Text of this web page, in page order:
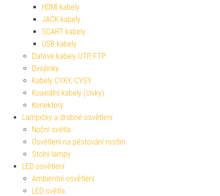
HDMI kabely
JACK kabely
SCART kabely
USB kabely
Datové kabely UTP, FTP
Dvojlinky
Kabely CYKY, CYSY
Koaxiální kabely (cívky)
Konektory
Lampičky a drobné osvětlení
Noční světla
Osvětlení na pěstování rostlin
Stolní lampy
LED osvětlení
Ambientní osvětlení
LED světla